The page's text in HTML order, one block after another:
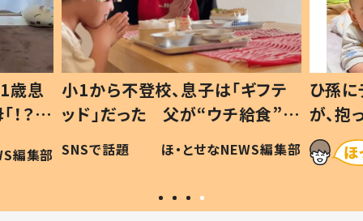
フテ
食”を
編集部
ひ孫にデレデレな80歳じいじ
が、抱っこすると…ひ孫の反応に
「涙が出ました」「可愛くて仕方な
い」
ほ・とせなNEWS編集部